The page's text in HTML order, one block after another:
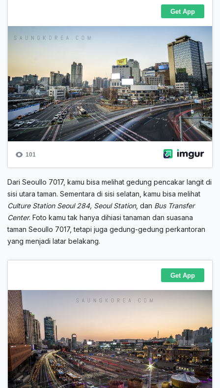
Dari Seoullo 7017, kamu bisa melihat gedung pencakar langit di
sisi utara taman. Sementara di sisi selatan, kamu bisa melihat
Culture Station Seoul 284, Seoul Station, dan Bus Transfer
Center. Foto kamu tak hanya dihiasi tanaman dan suasana
taman Seoullo 7017, tetapi juga gedung-gedung perkantoran
yang menjadi latar belakang.